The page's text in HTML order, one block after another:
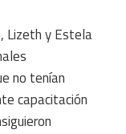
Lizeth y Estela
no tenían
capacitación